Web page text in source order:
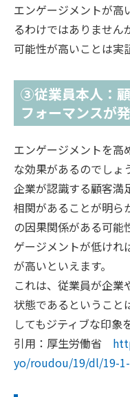
エンゲージメントが高
るわけではありません
可能性が高いことは実
③従業員本人：
フォーマンスが
エンゲージメントを高
な効果があるのでしょ
企業が認識する顧客満
相関があることが明ら
の因果関係がある可能
ゲージメントが低けれ
が高いといえます。
これは、従業員が企業
状態であるということ
してもジティブな印象
引用：厚生労働省
yo/roudou/19/dl/19-